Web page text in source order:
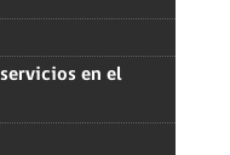
en el